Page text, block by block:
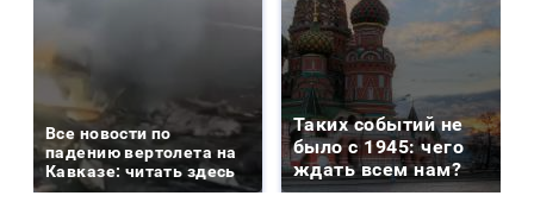
Все новости по
падению вертолета на
Кавказе: читать здесь
Таких событий не
было с 1945: чего
ждать всем нам?